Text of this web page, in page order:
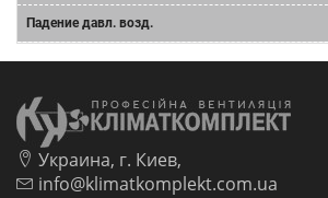
Падение давл. возд.
Украина, г. Киев,
info@klimatkomplekt.com.ua